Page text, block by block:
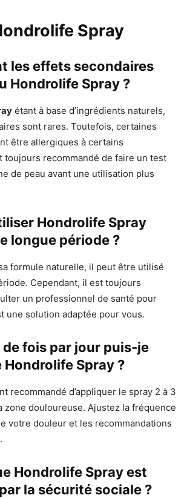
Spray
les effets secondaires
Hondrolife Spray ?
étant à base d’ingrédients naturels,
sont rares. Toutefois, certaines
être allergiques à certains
toujours recommandé de faire un test
de peau avant une utilisation plus
Hondrolife Spray
longue période ?
formule naturelle, il peut être utilisé
Cependant, il est toujours
un professionnel de santé pour
une solution adaptée pour vous.
de fois par jour puis-je
Spray ?
recommandé d’appliquer le spray 2 à 3
zone douloureuse. Ajustez la fréquence
votre douleur et les recommandations
Hondrolife Spray est
la sécurité sociale ?